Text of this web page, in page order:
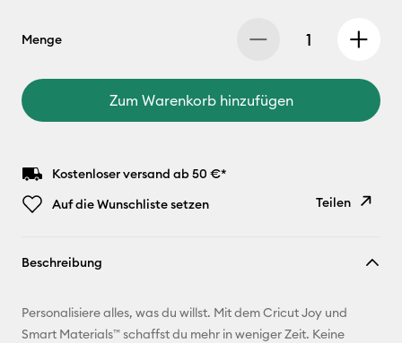
Menge
Zum Warenkorb hinzufügen
Kostenloser versand ab 50 €*
Auf die Wunschliste setzen
Teilen
E-Mail-
Adresse
Beschreibung
Personalisiere alles, was du willst. Mit dem Cricut Joy und
Smart Materials™ schaffst du mehr in weniger Zeit. Keine